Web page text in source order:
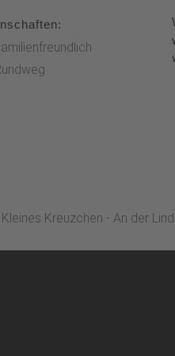
Kreuzchen - An der